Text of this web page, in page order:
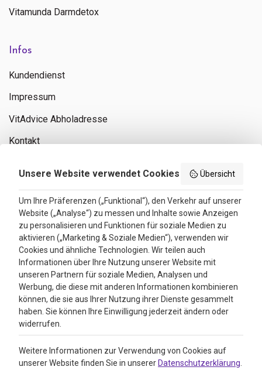
Vitamunda Darmdetox
Infos
Kundendienst
Impressum
VitAdvice Abholadresse
Kontakt
Bewertungen
4.3
Google Reviews
Unsere Website verwendet Cookies Übersicht
Um Ihre Präferenzen („Funktional“), den Verkehr auf unserer
Website („Analyse“) zu messen und Inhalte sowie Anzeigen
zu personalisieren und Funktionen für soziale Medien zu
aktivieren („Marketing & Soziale Medien“), verwenden wir
Cookies und ähnliche Technologien. Wir teilen auch
Informationen über Ihre Nutzung unserer Website mit
unseren Partnern für soziale Medien, Analysen und
Werbung, die diese mit anderen Informationen kombinieren
können, die sie aus Ihrer Nutzung ihrer Dienste gesammelt
haben. Sie können Ihre Einwilligung jederzeit ändern oder
widerrufen.
Weitere Informationen zur Verwendung von Cookies auf
unserer Website finden Sie in unserer Datenschutzerklärung